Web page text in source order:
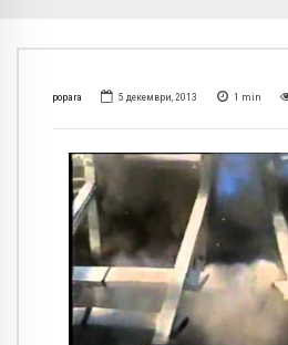
popara 5 декември, 2013 1 min